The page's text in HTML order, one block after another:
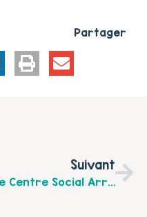
Partager
Suivant
Le Centre Social Arras Ouest Organise Des Ateliers « Bébé Nageur »